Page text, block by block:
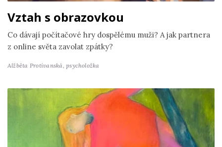
Vztah s obrazovkou
Co dávají počítačové hry dospělému muži? A jak partnera
z online světa zavolat zpátky?
Alžběta Protivanská,psycholožka